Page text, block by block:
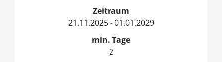
Zeitraum
21.11.2025 - 01.01.2029
min. Tage
2